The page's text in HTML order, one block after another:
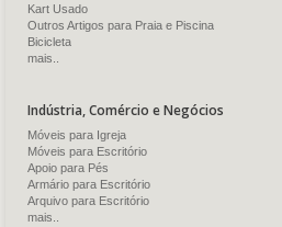
Kart Usado
Outros Artigos para Praia e Piscina
Bicicleta
mais..
Indústria, Comércio e Negócios
Móveis para Igreja
Móveis para Escritório
Apoio para Pés
Armário para Escritório
Arquivo para Escritório
mais..